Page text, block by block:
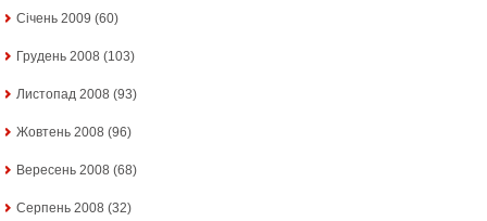
Січень 2009 (60)
Грудень 2008 (103)
Листопад 2008 (93)
Жовтень 2008 (96)
Вересень 2008 (68)
Серпень 2008 (32)